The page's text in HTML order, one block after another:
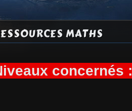
MATHS
concernés :